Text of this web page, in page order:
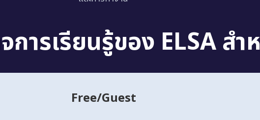
การเรียนรู้ของ ELSA ส
Free/Guest